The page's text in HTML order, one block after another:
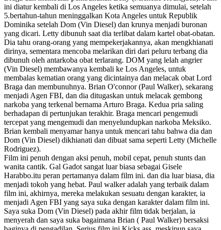
ini diatur kembali di Los Angeles ketika semuanya dimulai, setelah
5.bertahun-tahun meninggalkan Kota Angeles untuk Republik
Dominika setelah Dom (Vin Diesel) dan krunya menjadi buronan
yang dicari. Letty dibunuh saat dia terlibat dalam kartel obat-obatan.
Dia tahu orang-orang yang mempekerjakannya, akan mengkhianati
dirinya, sementara mencoba melarikan diri dari peluru terbang dia
dibunuh oleh antarkoba obat terlarang. DOM yang lelah angrier
(Vin Diesel) membawanya kembali ke Los Angeles, untuk
membalas kematian orang yang dicintainya dan melacak obat Lord
Braga dan membunuhnya. Brian O'connor (Paul Walker), sekarang
menjadi Agen FBI, dan dia ditugaskan untuk melacak gembong
narkoba yang terkenal bernama Arturo Braga. Kedua pria saling
berhadapan di pertunjukan terakhir. Braga mencari pengemudi
tercepat yang mengemudi dan menyelundupkan narkoba Meksiko.
Brian kembali menyamar hanya untuk mencari tahu bahwa dia dan
Dom (Vin Diesel) dikhianati dan dibuat sama seperti Letty (Michelle
Rodriguez).
Film ini penuh dengan aksi penuh, mobil cepat, penuh stunts dan
wanita cantik. Gal Gadot sangat luar biasa sebagai Gisele
Harabbo.itu peran pertamanya dalam film ini. dan dia luar biasa, dia
menjadi tokoh yang hebat. Paul walker adalah yang terbaik dalam
film ini, akhirnya, mereka melakukan sesuatu dengan karakter, ia
menjadi Agen FBI yang saya suka dengan karakter dalam film ini.
Saya suka Dom (Vin Diesel) pada akhir film tidak berjalan, ia
menyerah dan saya suka bagaimana Brian ( Paul Walker) bersaksi